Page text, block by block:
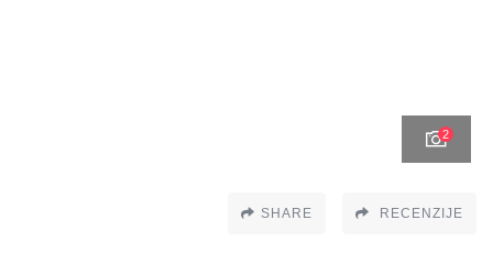
2
SHARE RECENZIJE